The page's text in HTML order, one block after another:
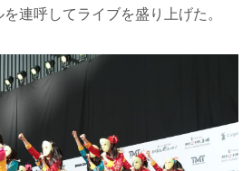
連呼してライブを盛り上げた。